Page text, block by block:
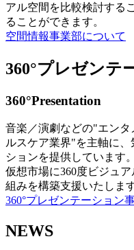
アル空間を比較検討する
ることができます。
空間情報事業部について
360°プレゼンテ
360°Presentation
音楽／演劇などの"エン
ルスケア業界"を主軸に
ションを提供しています
仮想市場に360度ビジュ
組みを構築支援いたします
360°プレゼンテーション
NEWS